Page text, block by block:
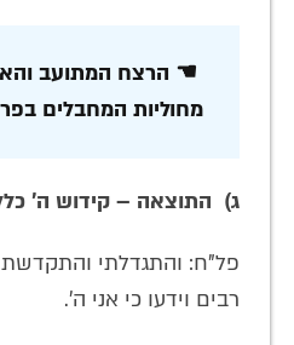
☚ הרצח המתועב
מחוליות המחבלים
ג) התוצאה – קידוש ה'
פל"ח: והתגדלתי והתקדשתי
רבים וידעו כי אני ה'.